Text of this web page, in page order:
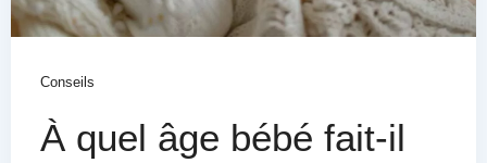
Conseils
À quel âge bébé fait-il